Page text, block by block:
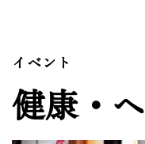
イベント
健康・